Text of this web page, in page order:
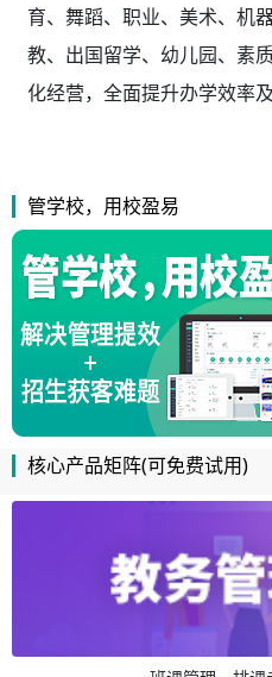
育、舞蹈、职业、美术、机
教、出国留学、幼儿园、素
化经营，全面提升办学效率及
管学校，用校盈易
核心产品矩阵(可免费试用)